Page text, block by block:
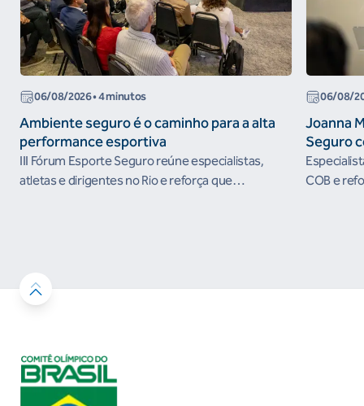
06/08/2026• 4 minutos
Ambiente seguro é o caminho para a alta
performance esportiva
III Fórum Esporte Seguro reúne especialistas,
atletas e dirigentes no Rio e reforça que
06/08/
Joanna
Seguro
COB e